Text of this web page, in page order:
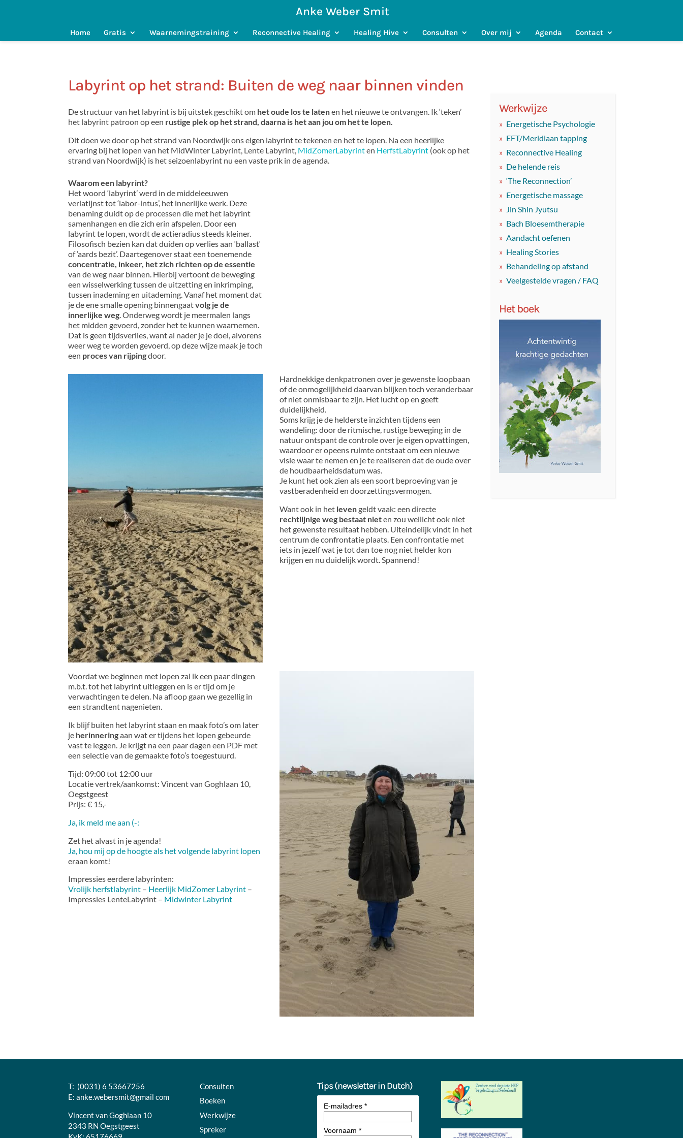
Anke Weber Smit
Home Gratis Waarnemingstraining Reconnective Healing Healing Hive Consulten Over mij Agenda Contact
Labyrint op het strand: Buiten de weg naar binnen vinden
De structuur van het labyrint is bij uitstek geschikt om het oude los te latenen het nieuwe te ontvangen. Ik ‘teken’
het labyrint patroon op een rustige plek op het strand, daarna is het aan jou om het te lopen.
Dit doen we door op het strand van Noordwijk ons eigen labyrint te tekenen en het te lopen. Na een heerlijke
ervaring bij het lopen van het MidWinter Labyrint, Lente Labyrint, MidZomerLabyrinten HerfstLabyrint (ook op het
strand van Noordwijk) is het seizoenlabyrint nu een vaste prik in de agenda.
Waarom een labyrint?
Het woord ‘labyrint’ werd in de middeleeuwen
verlatijnst tot ‘labor-intus’, het innerlijke werk. Deze
benaming duidt op de processen die met het labyrint
samenhangen en die zich erin afspelen. Door een
labyrint te lopen, wordt de actieradius steeds kleiner.
Filosofisch bezien kan dat duiden op verlies aan ‘ballast‘
of ‘aards bezit’. Daartegenover staat een toenemende
concentratie, inkeer, het zich richten op de essentie
van de weg naar binnen. Hierbij vertoont de beweging
een wisselwerking tussen de uitzetting en inkrimping,
tussen inademing en uitademing. Vanaf het moment dat
je de ene smalle opening binnengaatvolg je de
innerlijke weg. Onderweg wordt je meermalen langs
het midden gevoerd, zonder het te kunnen waarnemen.
Dat is geen tijdsverlies, want al nader je je doel, alvorens
weer weg te worden gevoerd, op deze wijze maak je toch
een proces van rijpingdoor.
Hardnekkige denkpatronen over je gewenste loopbaan
of de onmogelijkheid daarvan blijken toch veranderbaar
of niet onmisbaar te zijn. Het lucht op en geeft
duidelijkheid.
Soms krijg je de helderste inzichten tijdens een
wandeling: door de ritmische, rustige beweging in de
natuur ontspant de controle over je eigen opvattingen,
waardoor er opeens ruimte ontstaat om een nieuwe
visie waar te nemen en je te realiseren dat de oude over
de houdbaarheidsdatum was.
Je kunt het ook zien als een soort beproeving van je
vastberadenheid en doorzettingsvermogen.
Want ook in het levengeldt vaak: een directe
rechtlijnige weg bestaat nieten zou wellicht ook niet
het gewenste resultaat hebben. Uiteindelijk vindt in het
centrum de confrontatie plaats. Een confrontatie met
iets in jezelf wat je tot dan toe nog niet helder kon
krijgen en nu duidelijk wordt. Spannend!
Voordat we beginnen met lopen zal ik een paar dingen
m.b.t. tot het labyrint uitleggen en is er tijd om je
verwachtingen te delen. Na afloop gaan we gezellig in
een strandtent nagenieten.
Ik blijf buiten het labyrint staan en maak foto’s om later
je herinneringaan wat er tijdens het lopen gebeurde
vast te leggen. Je krijgt na een paar dagen een PDF met
een selectie van de gemaakte foto’s toegestuurd.
Tijd: 09:00 tot 12:00 uur
Locatie vertrek/aankomst: Vincent van Goghlaan 10,
Oegstgeest
Prijs: € 15,-
Ja, ik meld me aan (-:
Zet het alvast in je agenda!
Ja, hou mij op de hoogte als het volgende labyrint lopen
eraan komt!
Impressies eerdere labyrinten:
Vrolijk herfstlabyrint – Heerlijk MidZomer Labyrint –
Impressies LenteLabyrint – Midwinter Labyrint
Werkwijze
Energetische Psychologie
EFT/Meridiaan tapping
Reconnective Healing
De helende reis
‘The Reconnection’
Energetische massage
Jin Shin Jyutsu
Bach Bloesemtherapie
Aandacht oefenen
Healing Stories
Behandeling op afstand
Veelgestelde vragen / FAQ
Het boek
T: (0031) 6 53667256
E:anke.webersmit@gmail com
Vincent van Goghlaan 10
2343 RN Oegstgeest
Consulten
Boeken
Werkwijze
Spreker
Tips (newsletter in Dutch)